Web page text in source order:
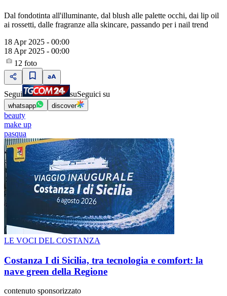
Dal fondotinta all'illuminante, dal blush alle palette occhi, dai lip oil
ai rossetti, dalle fragranze alla skincare, passando per i nail trend
18 Apr 2025 - 00:00
18 Apr 2025 - 00:00
12 foto
Segui suSeguici su
whatsapp discover
beauty
make up
pasqua
LE VOCI DEL COSTANZA
Costanza I di Sicilia, tra tecnologia e comfort: la
nave green della Regione
contenuto sponsorizzato